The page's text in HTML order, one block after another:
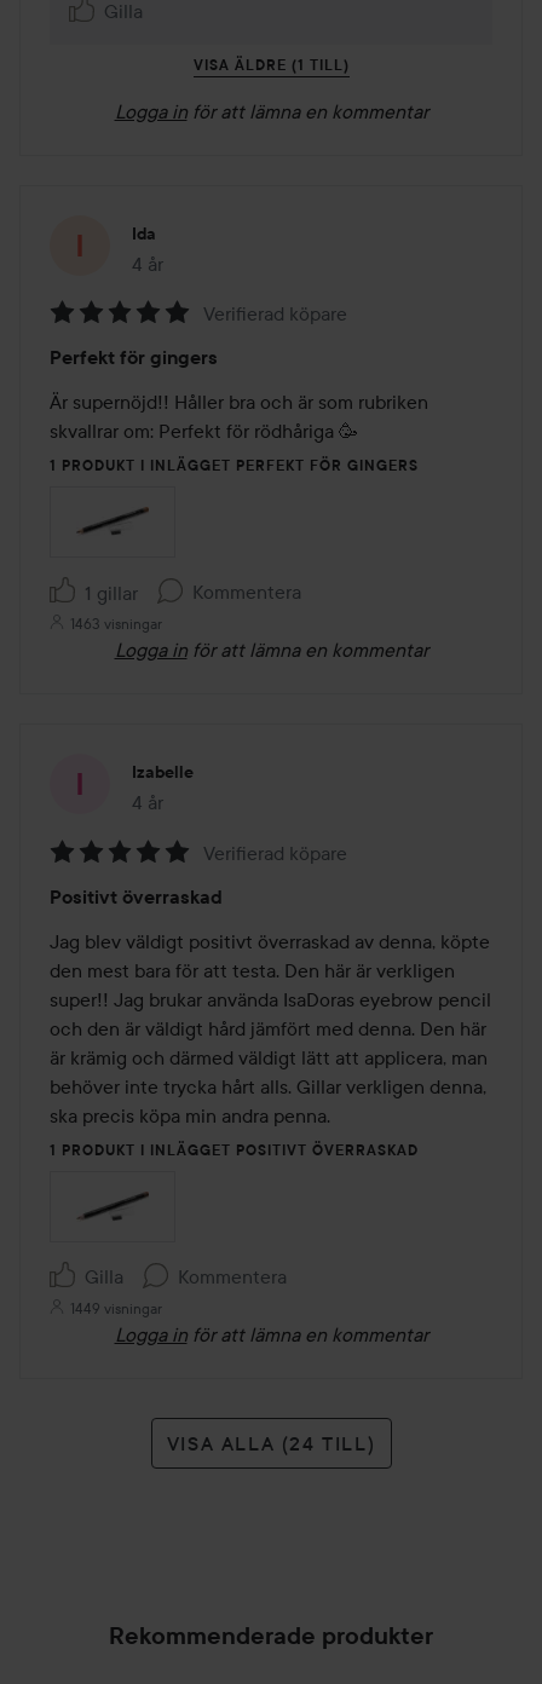
Gilla
VISA ÄLDRE (1 TILL)
Logga in för att lämna en kommentar
Ida
4 år
Inlägget skapades 4 år
5
av
5
Verifierad köpare
Perfekt för gingers
Är supernöjd!! Håller bra och är som rubriken
skvallrar om: Perfekt för rödhåriga 🥳
1 PRODUKT I INLÄGGET PERFEKT FÖR GINGERS
1 gillar Kommentera
1463 visningar
Logga in för att lämna en kommentar
Izabelle
4 år
Inlägget skapades 4 år
5
av
5
Verifierad köpare
Positivt överraskad
Jag blev väldigt positivt överraskad av denna, köpte
den mest bara för att testa. Den här är verkligen
super!! Jag brukar använda IsaDoras eyebrow pencil
och den är väldigt hård jämfört med denna. Den här
är krämig och därmed väldigt lätt att applicera, man
behöver inte trycka hårt alls. Gillar verkligen denna,
ska precis köpa min andra penna.
1 PRODUKT I INLÄGGET POSITIVT ÖVERRASKAD
Gilla Kommentera
1449 visningar
Logga in för att lämna en kommentar
VISA ALLA (24 TILL)
Rekommenderade produkter